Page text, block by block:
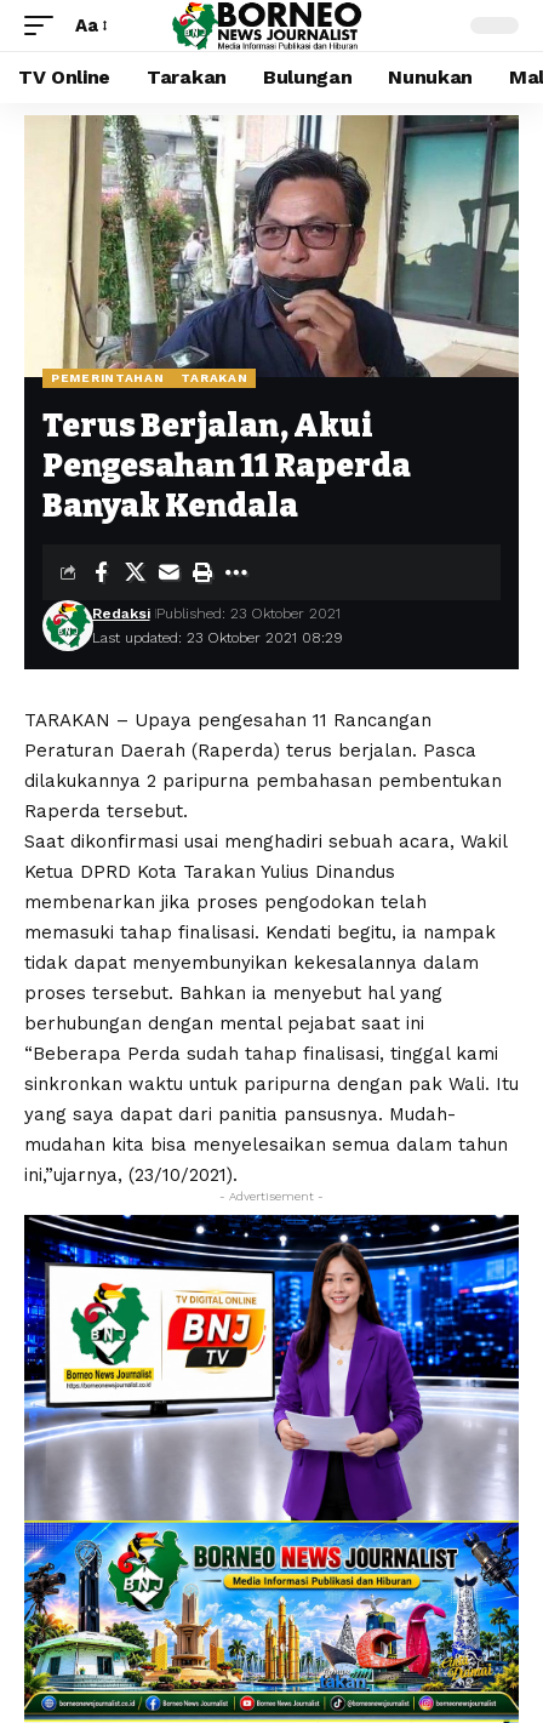
Aa
TV Online Tarakan Bulungan Nunukan
PEMERINTAHAN TARAKAN
Terus Berjalan, Akui
Pengesahan 11 Raperda
Banyak Kendala
Last updated: 23 Oktober 2021 08:29
Redaksi Published: 23 Oktober 2021
TARAKAN – Upaya pengesahan 11 Rancangan
Peraturan Daerah (Raperda) terus berjalan. Pasca
dilakukannya 2 paripurna pembahasan pembentukan
Raperda tersebut.
Saat dikonfirmasi usai menghadiri sebuah acara, Wakil
Ketua DPRD Kota Tarakan Yulius Dinandus
membenarkan jika proses pengodokan telah
memasuki tahap finalisasi. Kendati begitu, ia nampak
tidak dapat menyembunyikan kekesalannya dalam
proses tersebut. Bahkan ia menyebut hal yang
berhubungan dengan mental pejabat saat ini
“Beberapa Perda sudah tahap finalisasi, tinggal kami
sinkronkan waktu untuk paripurna dengan pak Wali. Itu
yang saya dapat dari panitia pansusnya. Mudah-
mudahan kita bisa menyelesaikan semua dalam tahun
ini,”ujarnya, (23/10/2021).
- Advertisement -